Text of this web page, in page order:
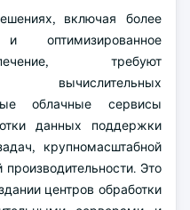
включая более
требуют
вычислительных
облачные сервисы
данных поддержки
крупномасштабной
Это
центров обработки